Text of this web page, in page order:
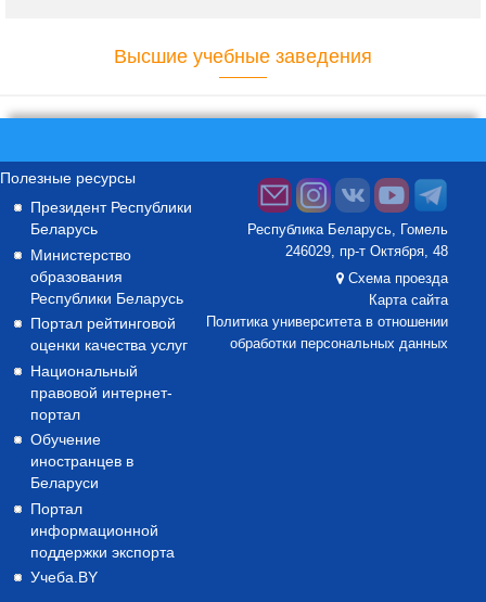
Высшие учебные заведения
Полезные ресурсы
Президент Республики
Беларусь
Министерство
образования
Республики Беларусь
Портал рейтинговой
оценки качества услуг
Национальный
правовой интернет-
портал
Обучение
иностранцев в
Беларуси
Портал
информационной
поддержки экспорта
Учеба.BY
Республика Беларусь, Гомель
246029, пр-т Октября, 48
Схема проезда
Карта сайта
Политика университета в отношении
обработки персональных данных